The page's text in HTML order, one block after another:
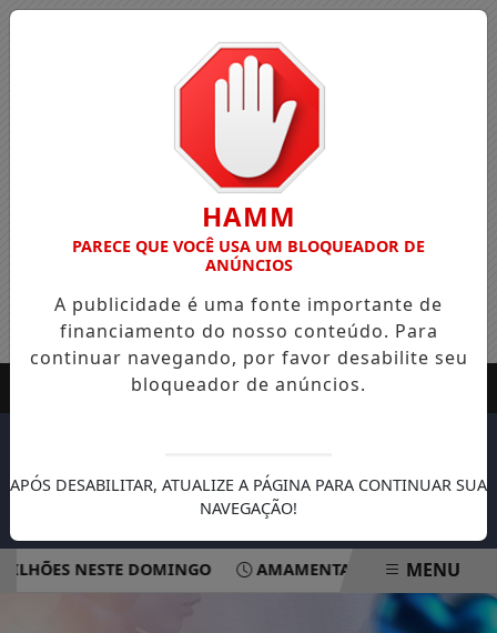
NESTE DOMINGO AMAMENTAÇÃO REDUZ RISCO
MENU
HAMM
PARECE QUE VOCÊ USA UM BLOQUEADOR DE
ANÚNCIOS
A publicidade é uma fonte importante de
financiamento do nosso conteúdo. Para
continuar navegando, por favor desabilite seu
bloqueador de anúncios.
APÓS DESABILITAR, ATUALIZE A PÁGINA PARA CONTINUAR SUA
NAVEGAÇÃO!